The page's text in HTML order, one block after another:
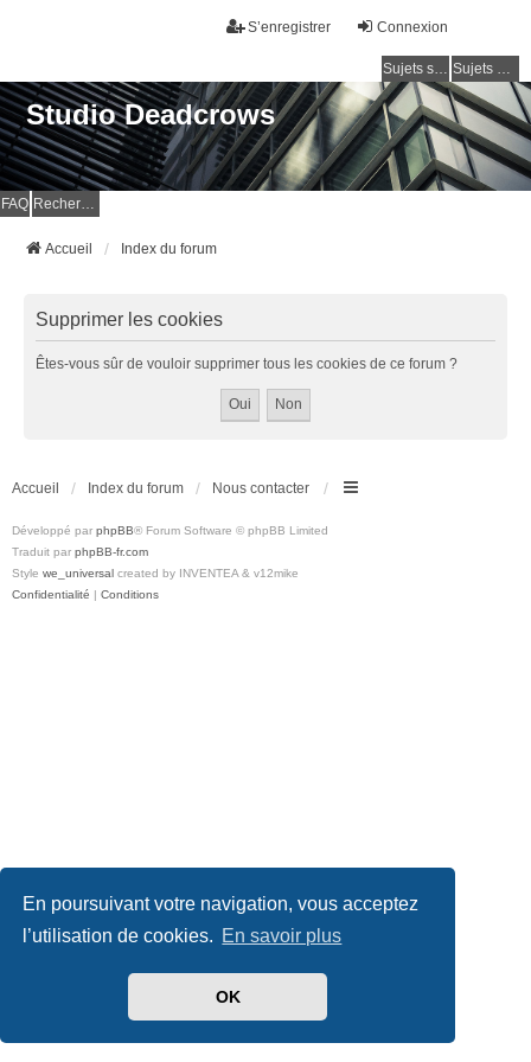
En poursuivant votre navigation, vous acceptez
l’utilisation de cookies. En savoir plus
OK
Connexion
S’enregistrer
Sujets sans réponse Sujets actifs
Studio Deadcrows
FAQ Rechercher
Accueil Index du forum
Supprimer les cookies
Êtes-vous sûr de vouloir supprimer tous les cookies de ce forum ?
Accueil Index du forum Nous contacter
Développé par phpBB® Forum Software © phpBB Limited
Traduit par phpBB-fr.com
Style we_universal created by INVENTEA & v12mike
Confidentialité | Conditions